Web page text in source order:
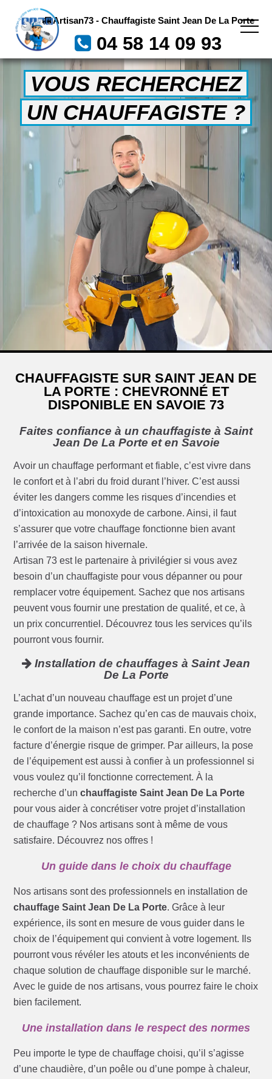
Artisan73 - Chauffagiste Saint Jean De La Porte
04 58 14 09 93
VOUS RECHERCHEZ
UN CHAUFFAGISTE ?
CHAUFFAGISTE SUR SAINT JEAN DE
LA PORTE : CHEVRONNÉ ET
DISPONIBLE EN SAVOIE 73
Faites confiance à un chauffagiste à Saint
Jean De La Porte et en Savoie
Avoir un chauffage performant et fiable, c’est vivre dans
le confort et à l’abri du froid durant l’hiver. C’est aussi
éviter les dangers comme les risques d’incendies et
d’intoxication au monoxyde de carbone. Ainsi, il faut
s’assurer que votre chauffage fonctionne bien avant
l’arrivée de la saison hivernale.
Artisan 73 est le partenaire à privilégier si vous avez
besoin d’un chauffagiste pour vous dépanner ou pour
remplacer votre équipement. Sachez que nos artisans
peuvent vous fournir une prestation de qualité, et ce, à
un prix concurrentiel. Découvrez tous les services qu’ils
pourront vous fournir.
Installation de chauffages à Saint Jean
De La Porte
L’achat d’un nouveau chauffage est un projet d’une
grande importance. Sachez qu’en cas de mauvais choix,
le confort de la maison n’est pas garanti. En outre, votre
facture d’énergie risque de grimper. Par ailleurs, la pose
de l’équipement est aussi à confier à un professionnel si
vous voulez qu’il fonctionne correctement. À la
recherche d’unchauffagiste Saint Jean De La Porte
pour vous aider à concrétiser votre projet d’installation
de chauffage ? Nos artisans sont à même de vous
satisfaire. Découvrez nos offres !
Un guide dans le choix du chauffage
Nos artisans sont des professionnels en installation de
chauffage Saint Jean De La Porte. Grâce à leur
expérience, ils sont en mesure de vous guider dans le
choix de l’équipement qui convient à votre logement. Ils
pourront vous révéler les atouts et les inconvénients de
chaque solution de chauffage disponible sur le marché.
Avec le guide de nos artisans, vous pourrez faire le choix
bien facilement.
Une installation dans le respect des normes
Peu importe le type de chauffage choisi, qu’il s’agisse
d’une chaudière, d’un poêle ou d’une pompe à chaleur,